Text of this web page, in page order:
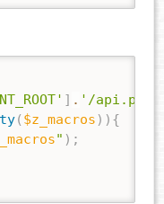
] . '/api.php'
( $z_macros ) ) {
" ) ;